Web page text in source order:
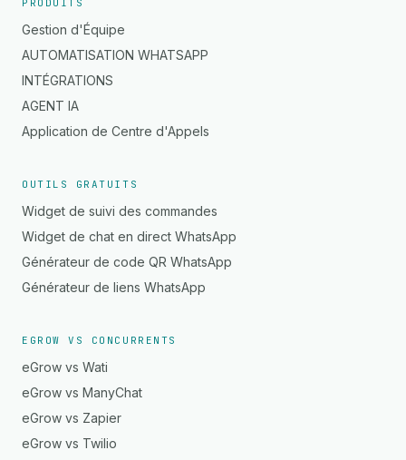
PRODUITS
Gestion d'Équipe
AUTOMATISATION WHATSAPP
INTÉGRATIONS
AGENT IA
Application de Centre d'Appels
OUTILS GRATUITS
Widget de suivi des commandes
Widget de chat en direct WhatsApp
Générateur de code QR WhatsApp
Générateur de liens WhatsApp
EGROW VS CONCURRENTS
eGrow vs Wati
eGrow vs ManyChat
eGrow vs Zapier
eGrow vs Twilio